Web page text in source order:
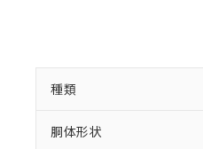
種類
胴体形状